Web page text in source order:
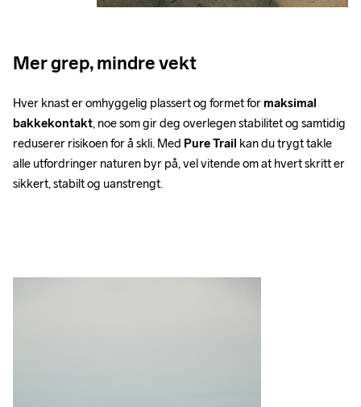
Mer grep, mindre vekt
Hver knast er omhyggelig plassert og formet for maksimal
bakkekontakt , noe som gir deg overlegen stabilitet og samtidig
reduserer risikoen for å skli. Med Pure Trail kan du trygt takle
alle utfordringer naturen byr på, vel vitende om at hvert skritt er
sikkert, stabilt og uanstrengt.